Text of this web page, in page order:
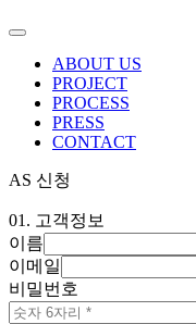
ABOUT US
PROJECT
PROCESS
PRESS
CONTACT
AS 신청
01. 고객정보
이름
이메일
비밀번호